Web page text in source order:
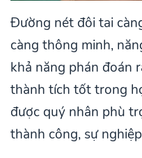
Đường nét đôi tai
càng thông minh,
khả năng phán đoán
thành tích tốt trong
được quý nhân phù
thành công, sự